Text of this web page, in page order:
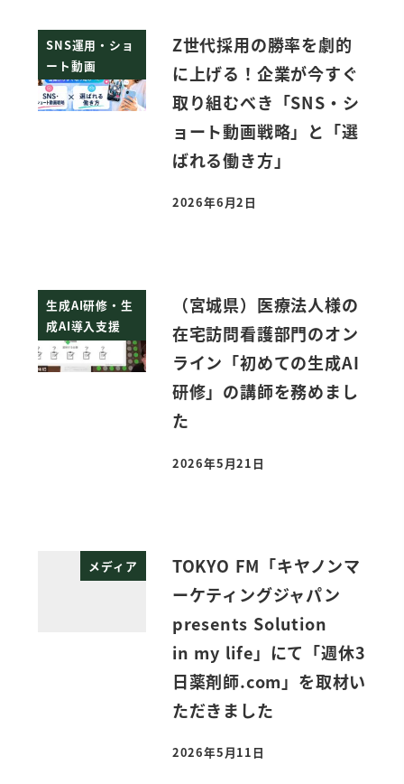
SNS運用・ショ
ート動画
Z世代採用の勝率を劇的
に上げる！企業が今すぐ
取り組むべき「SNS・シ
ョート動画戦略」と「選
ばれる働き方」
投稿日
2026年6月2日
生成AI研修・生
成AI導入支援
（宮城県）医療法人様の
在宅訪問看護部門のオン
ライン「初めての生成AI
研修」の講師を務めまし
た
投稿日
2026年5月21日
メディア
TOKYO FM「キヤノンマ
ーケティングジャパン
presents Solution
in my life」にて「週休3
日薬剤師.com」を取材い
ただきました
投稿日
2026年5月11日